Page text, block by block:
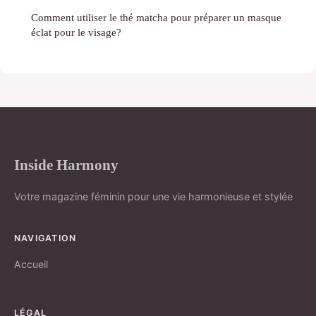
Comment utiliser le thé matcha pour préparer un masque
éclat pour le visage?
Inside Harmony
Votre magazine féminin pour une vie harmonieuse et stylée
NAVIGATION
Accueil
LÉGAL